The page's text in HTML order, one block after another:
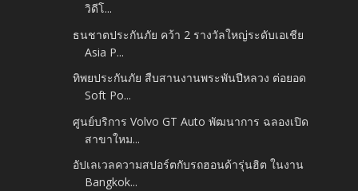
วิดีโ...
ธนชาตประกันภัย คว้า 2 รางวัลใหญ่ระดับเอเชีย
Asia P...
ทิพยประกันภัย สืบสานงานพระพันปีหลวง ต่อยอด
Soft Po...
ศูนย์บริการ Volvo GT Auto พัฒนาการ ฉลองเปิด
สาขาใหม...
อัปเลเวลความสปอร์ตกับรถฮอนด้ารุ่นฮิต ในงาน
Bangkok...